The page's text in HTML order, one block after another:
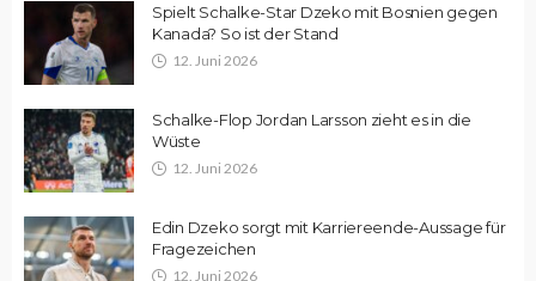
Spielt Schalke-Star Dzeko mit Bosnien gegen
Kanada? So ist der Stand
12. Juni 2026
Schalke-Flop Jordan Larsson zieht es in die
Wüste
12. Juni 2026
Edin Dzeko sorgt mit Karriereende-Aussage für
Fragezeichen
12. Juni 2026